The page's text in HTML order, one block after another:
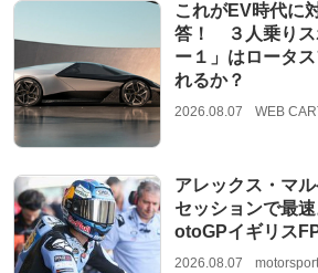
これがEV時代に
答！ ３人乗りス
ー１」はロータ
れるか？
2026.08.07 WEB
アレックス・マ
セッションで最
otoGPイギリス
2026.08.07